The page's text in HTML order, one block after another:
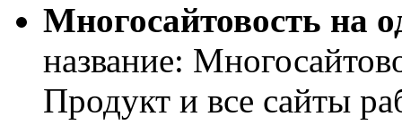
Многосайтовость на
название:
Продукт и все сайты